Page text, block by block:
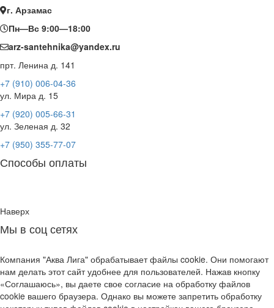
г. Арзамас
Пн—Вс 9:00—18:00
arz-santehnika@yandex.ru
прт. Ленина д. 141
+7 (910) 006-04-36
ул. Мира д. 15
+7 (920) 005-66-31
ул. Зеленая д. 32
+7 (950) 355-77-07
Способы оплаты
Наверх
Мы в соц сетях
Компания "Аква Лига" обрабатывает файлы cookie. Они помогают
нам делать этот сайт удобнее для пользователей. Нажав кнопку
«Соглашаюсь», вы даете свое согласие на обработку файлов
cookie вашего браузера. Однако вы можете запретить обработку